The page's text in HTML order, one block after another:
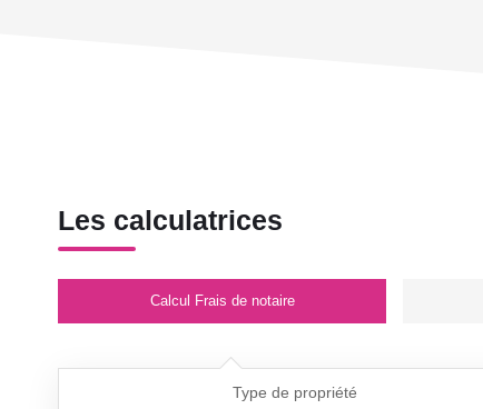
Les calculatrices
Calcul Frais de notaire